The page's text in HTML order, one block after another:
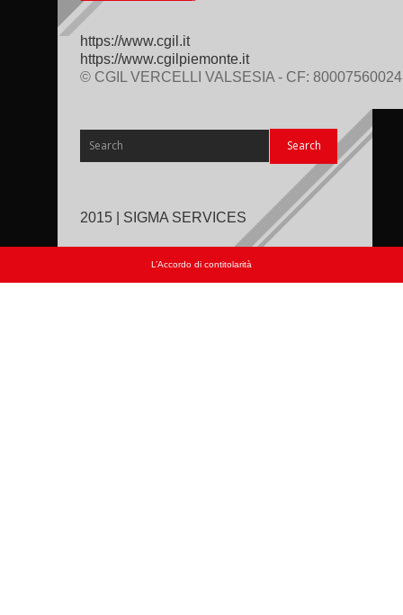
https://www.cgil.it
https://www.cgilpiemonte.it
© CGIL VERCELLI VALSESIA - CF: 80007560024
2015 | SIGMA SERVICES
L’Accordo di contitolarità